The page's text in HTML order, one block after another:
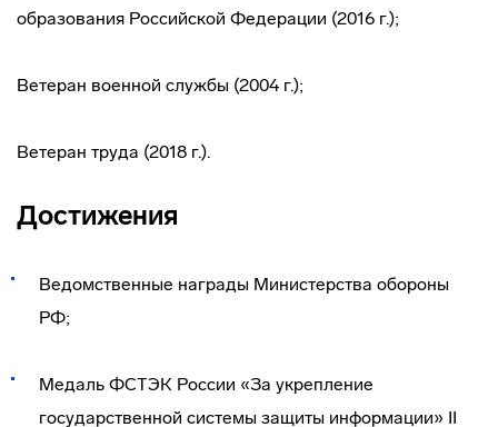
образования Российской Федерации (2016 г.);
Ветеран военной службы (2004 г.);
Ветеран труда (2018 г.).
Достижения
Ведомственные награды Министерства обороны
РФ;
Медаль ФСТЭК России «За укрепление
государственной системы защиты информации» II